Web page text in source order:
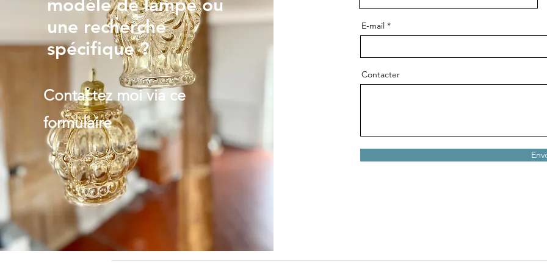
modèle de lampe ou
une recherche
spécifique ?
Contactez moi via ce
formulaire
E-mail
Contacter